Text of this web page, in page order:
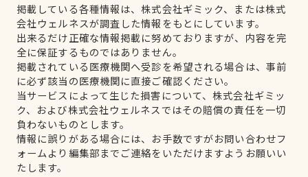
掲載している各種情報は、株式会社ギミック、または株式
会社ウェルネスが調査した情報をもとにしています。
出来るだけ正確な情報掲載に努めておりますが、内容を完
全に保証するものではありません。
掲載されている医療機関へ受診を希望される場合は、事前
に必ず該当の医療機関に直接ご確認ください。
当サービスによって生じた損害について、株式会社ギミッ
ク、および株式会社ウェルネスではその賠償の責任を一切
負わないものとします。
情報に誤りがある場合には、お手数ですがお問い合わせフ
ォームより編集部までご連絡をいただけますようお願いい
たします。